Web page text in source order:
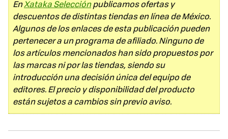
EnXataka Selecciónpublicamos ofertas y
descuentos de distintas tiendas en línea de México.
Algunos de los enlaces de esta publicación pueden
pertenecer a un programa de afiliado. Ninguno de
los artículos mencionados han sido propuestos por
las marcas ni por las tiendas, siendo su
introducción una decisión única del equipo de
editores. El precio y disponibilidad del producto
están sujetos a cambios sin previo aviso.